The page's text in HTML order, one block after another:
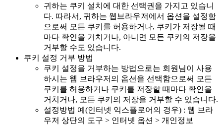
귀하는 쿠키 설치에 대한 선택권을 가지고 있습니
다. 따라서, 귀하는 웹브라우저에서 옵션을 설정함
으로써 모든 쿠키를 허용하거나, 쿠키가 저장될 때
마다 확인을 거치거나, 아니면 모든 쿠키의 저장을
거부할 수도 있습니다.
쿠키 설정 거부 방법
쿠키 설정을 거부하는 방법으로는 회원님이 사용
하시는 웹 브라우저의 옵션을 선택함으로써 모든
쿠키를 허용하거나 쿠키를 저장할 때마다 확인을
거치거나, 모든 쿠키의 저장을 거부할 수 있습니다.
설정방법 예(인터넷 익스플로어의 경우) : 웹 브라
우저 상단의 도구 > 인터넷 옵션 > 개인정보